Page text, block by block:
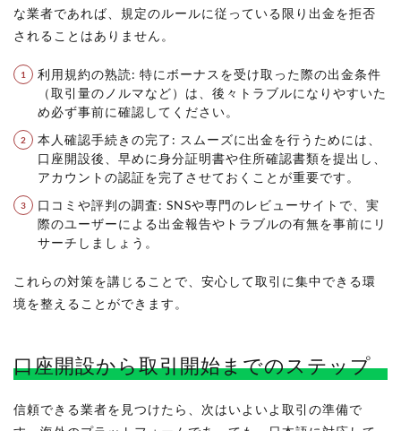
な業者であれば、規定のルールに従っている限り出金を拒否
されることはありません。
利用規約の熟読: 特にボーナスを受け取った際の出金条件
（取引量のノルマなど）は、後々トラブルになりやすいた
め必ず事前に確認してください。
本人確認手続きの完了: スムーズに出金を行うためには、
口座開設後、早めに身分証明書や住所確認書類を提出し、
アカウントの認証を完了させておくことが重要です。
口コミや評判の調査: SNSや専門のレビューサイトで、実
際のユーザーによる出金報告やトラブルの有無を事前にリ
サーチしましょう。
これらの対策を講じることで、安心して取引に集中できる環
境を整えることができます。
口座開設から取引開始までのステップ
信頼できる業者を見つけたら、次はいよいよ取引の準備で